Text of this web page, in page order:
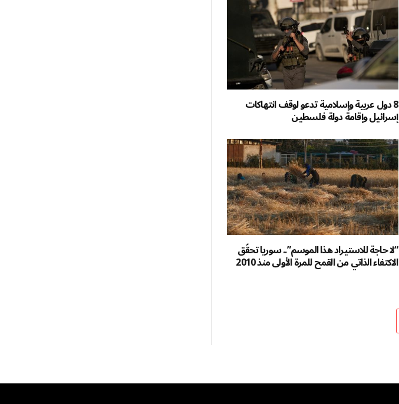
8 دول عربية وإسلامية تدعو لوقف انتهاكات
إسرائيل وإقامة دولة فلسطين
“لا حاجة للاستيراد هذا الموسم”.. سوريا تحقّق
الاكتفاء الذاتي من القمح للمرة الأولى منذ 2010